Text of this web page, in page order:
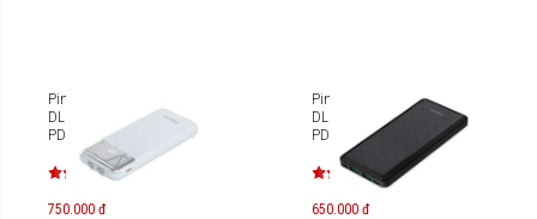
Pin dự phòng Philips
DLP9026 10.000mAh
PD22.5W
750.000 đ
Pin dự phòng Philips
DLP7790 10.000mAh
PD20W/QC3.0
650.000 đ